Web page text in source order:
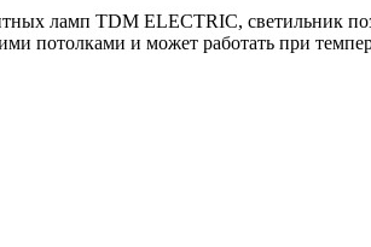
ламп TDM ELECTRIC, светильник
потолками и может работать при